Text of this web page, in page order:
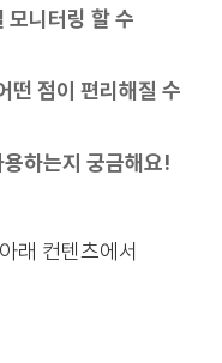
니터링 할 수
떤 점이 편리해질 수
하는지 궁금해요!
래 컨텐츠에서